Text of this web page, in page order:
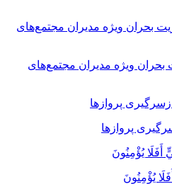
ویژه مدیران مجتمع‌های
پروازها
يُؤْمِنُونَ